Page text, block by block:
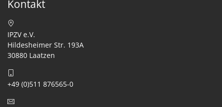
Kontakt
IPZV e.V.
Hildesheimer Str. 193A
30880 Laatzen
+49 (0)511 876565-0